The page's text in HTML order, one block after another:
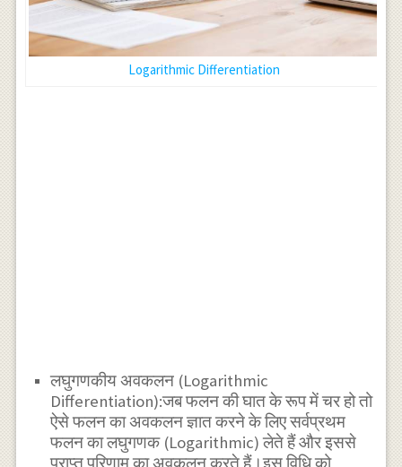
Logarithmic Differentiation
लघुगणकीय अवकलन (Logarithmic
Differentiation):जब फलन की घात के रूप में चर हो तो
ऐसे फलन का अवकलन ज्ञात करने के लिए सर्वप्रथम
फलन का लघुगणक (Logarithmic) लेते हैं और इससे